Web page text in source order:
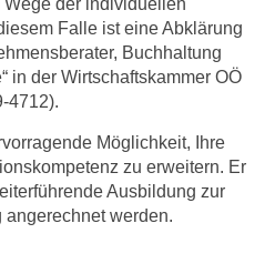
Wege der individuellen
Falle ist eine Abklärung
Buchhaltung
in der Wirtschaftskammer OÖ
4712).
Möglichkeit, Ihre
zu erweitern. Er
Ausbildung zur
angerechnet werden.